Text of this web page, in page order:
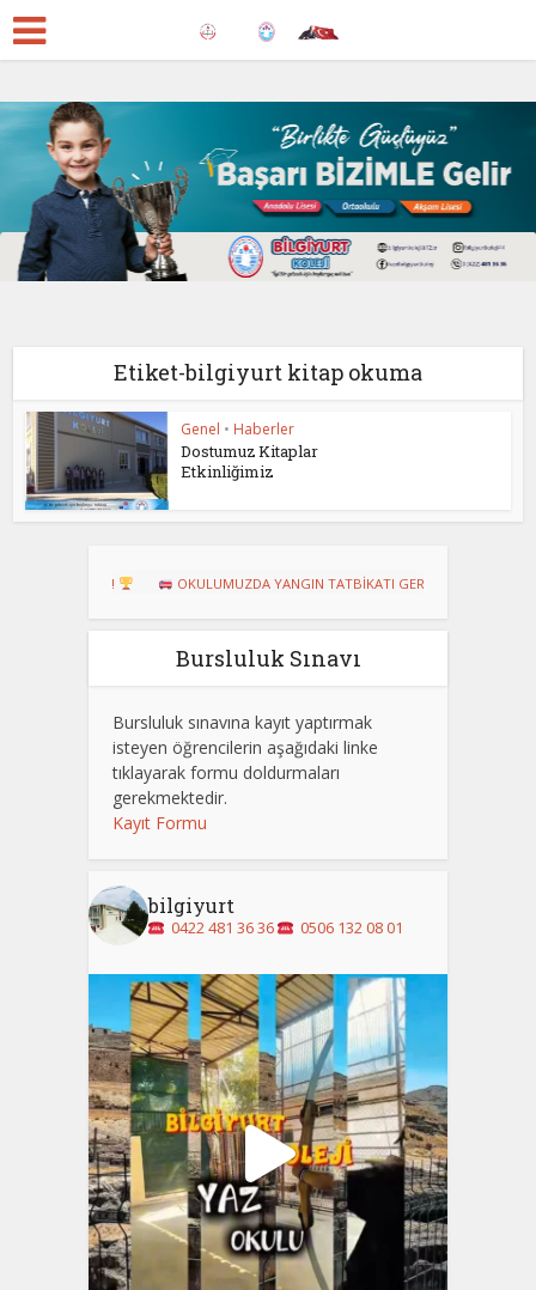
Etiket-bilgiyurt kitap okuma
Genel • Haberler
Dostumuz Kitaplar
Etkinliğimiz
OKULUMUZDA YANGIN TATBİKATI GERÇEKLEŞTİRİLDİ
Bursluluk Sınavı
Bursluluk sınavına kayıt yaptırmak
isteyen öğrencilerin aşağıdaki linke
tıklayarak formu doldurmaları
gerekmektedir.
Kayıt Formu
bilgiyurt
0422 481 36 36 0506 132 08 01